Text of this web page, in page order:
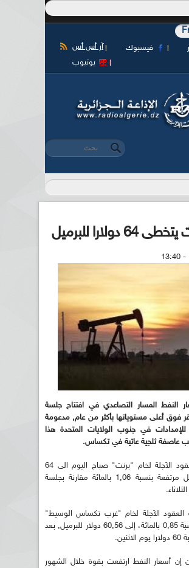
آر أس أس فيسبوك
يوتيوب
استمارة البحث
‏بحث ‏
دولارا للبرميل
النفط المسار التصاعدي في افتتاح جلسة
فوق أعلى مستوياتها بأكثر من عام, مدعومة
في جنوب الولايات المتحدة هذا
عاصفة ثلجية عاتية في تكساس.
وصعدت العقود الآجلة لخام "برنت" صباح اليوم الى 64
دولارا للبرميل مرتفعة بنسبة 1,06 بالمائة مقارنة بجلسة
العقود الآجلة لخام "غرب تكساس الوسيط"
الأمريكي بنسبة 0,85 بالمائة، إلى 60,56 دولار للبرميل, بعد
إن أسعار النفط ارتفعت بقوة خلال الشهور